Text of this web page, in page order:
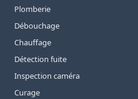
Plomberie
Débouchage
Chauffage
Détection fuite
Inspection caméra
Curage